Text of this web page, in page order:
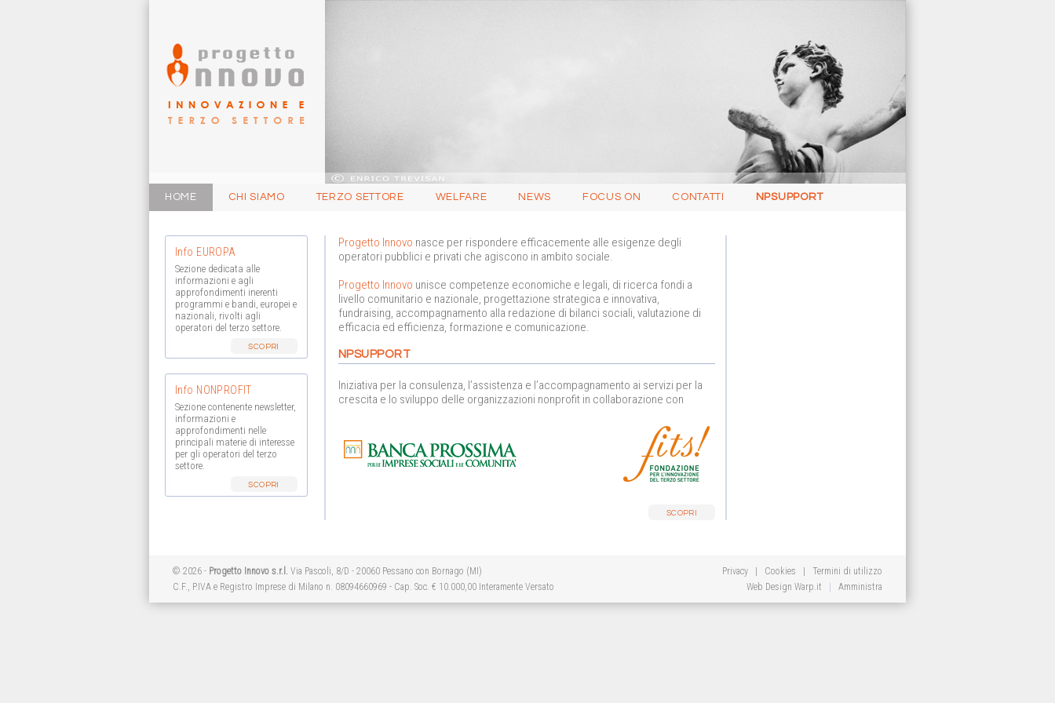
HOME CHI SIAMO TERZO SETTORE WELFARE NEWS FOCUS ON CONTATTI NPSUPPORT
Info EUROPA
Sezione dedicata alle
informazioni e agli
approfondimenti inerenti
programmi e bandi, europei e
nazionali, rivolti agli
operatori del terzo settore.
Info NONPROFIT
Sezione contenente newsletter,
informazioni e
approfondimenti nelle
principali materie di interesse
per gli operatori del terzo
settore.
Progetto Innovo nasce per rispondere efficacemente alle esigenze degli
operatori pubblici e privati che agiscono in ambito sociale.
Progetto Innovo unisce competenze economiche e legali, di ricerca fondi a
livello comunitario e nazionale, progettazione strategica e innovativa,
fundraising, accompagnamento alla redazione di bilanci sociali, valutazione di
efficacia ed efficienza, formazione e comunicazione.
NPSUPPORT
Iniziativa per la consulenza, l’assistenza e l’accompagnamento ai servizi per la
crescita e lo sviluppo delle organizzazioni nonprofit in collaborazione con
SCOPRI
© 2026 - Progetto Innovo s.r.l. Via Pascoli, 8/D - 20060 Pessano con Bornago (MI)
C.F., P.IVA e Registro Imprese di Milano n. 08094660969 - Cap. Soc. € 10.000,00 Interamente Versato
Privacy Cookies
Termini di utilizzo
Web Design Warp.it Amministra